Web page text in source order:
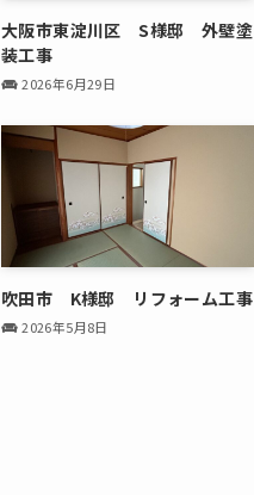
大阪市東淀川区 S様邸 外壁塗
装工事
2026年6月29日
吹田市 K様邸 リフォーム工事
2026年5月8日